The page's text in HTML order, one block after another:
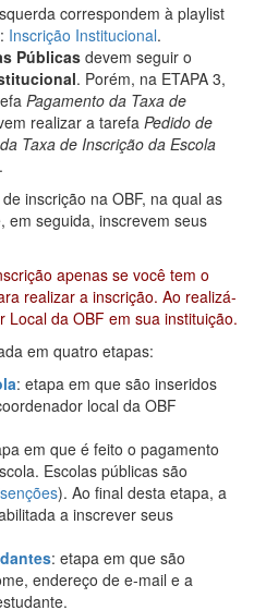
correspondem à playlist
Inscrição Institucional.
Públicas devem seguir o
. Porém, na ETAPA 3,
Pagamento da Taxa de
realizar a tarefa Pedido de
Taxa de Inscrição da Escola
.
inscrição na OBF, na qual as
em seguida, inscrevem seus
apenas se você tem o
realizar a inscrição. Ao realizá-
Local da OBF em sua instituição.
em quatro etapas:
: etapa em que são inseridos
local da OBF
em que é feito o pagamento
Escolas públicas são
). Ao final desta etapa, a
a inscrever seus
: etapa em que são
endereço de e-mail e a